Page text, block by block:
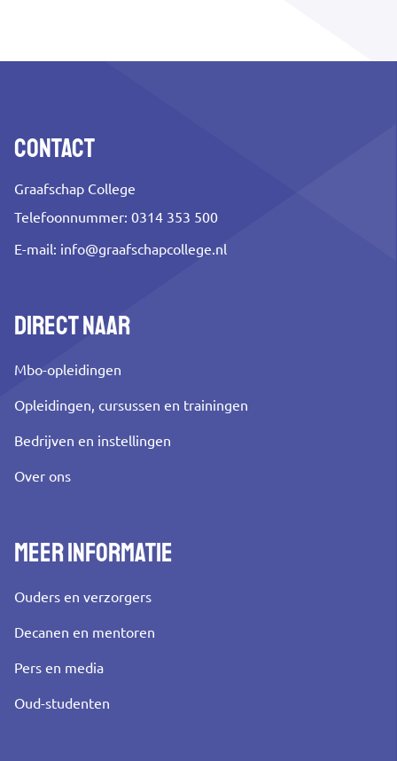
Contact
Graafschap College
Telefoonnummer: 0314 353 500
E-mail: info@graafschapcollege.nl
Direct naar
Mbo-opleidingen
Opleidingen, cursussen en trainingen
Bedrijven en instellingen
Over ons
Meer informatie
Ouders en verzorgers
Decanen en mentoren
Pers en media
Oud-studenten